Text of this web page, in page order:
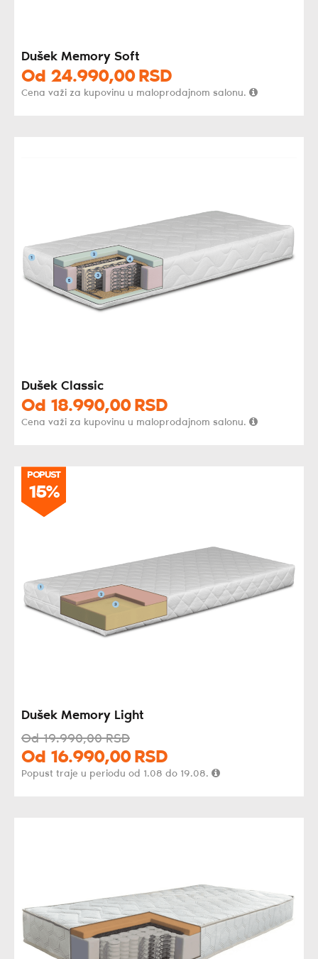
Dušek Memory Soft
Od 24.990,00 RSD
Cena važi za kupovinu u maloprodajnom salonu.
Dušek Classic
Od 18.990,00 RSD
Cena važi za kupovinu u maloprodajnom salonu.
POPUST
15%
POPUST
15%
Dušek Memory Light
Od19.990,00 RSD
Od 16.990,00 RSD
Popust traje u periodu od 1.08 do 19.08.